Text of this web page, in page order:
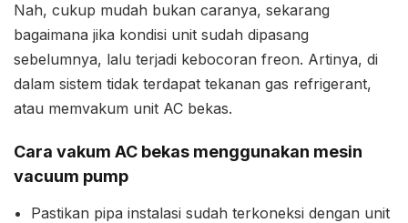
Nah, cukup mudah bukan caranya, sekarang
bagaimana jika kondisi unit sudah dipasang
sebelumnya, lalu terjadi kebocoran freon. Artinya, di
dalam sistem tidak terdapat tekanan gas refrigerant,
atau memvakum unit AC bekas.
Cara vakum AC bekas menggunakan mesin
vacuum pump
Pastikan pipa instalasi sudah terkoneksi dengan unit